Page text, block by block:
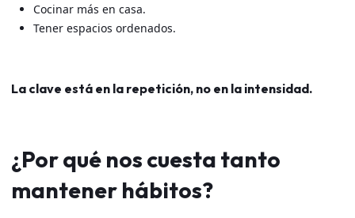
Cocinar más en casa.
Tener espacios ordenados.
La clave está en la repetición, no en la intensidad.
¿Por qué nos cuesta tanto
mantener hábitos?